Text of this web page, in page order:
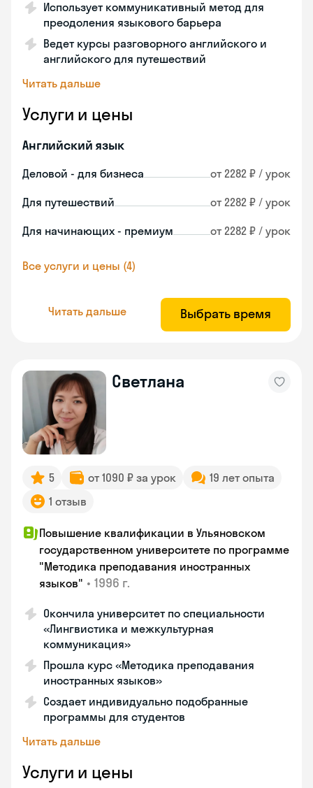
Использует коммуникативный метод для
преодоления языкового барьера
Ведет курсы разговорного английского и
английского для путешествий
Читать дальше
Услуги и цены
Английский язык
Деловой - для бизнеса от 2282 ₽ / урок
Для путешествий от 2282 ₽ / урок
Для начинающих - премиум от 2282 ₽ / урок
Все услуги и цены (4)
Читать дальше Выбрать время
Светлана
5 от 1090 ₽ за урок
19 лет опыта
1 отзыв
Повышение квалификации в Ульяновском
государственном университете по программе
"Методика преподавания иностранных
языков" • 1996 г.
Окончила университет по специальности
«Лингвистика и межкультурная
коммуникация»
Прошла курс «Методика преподавания
иностранных языков»
Создает индивидуально подобранные
программы для студентов
Читать дальше
Услуги и цены